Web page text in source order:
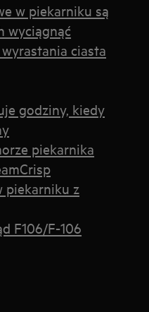
w piekarniku są
wyciągnąć
ciasta
godziny, kiedy
piekarnika
piekarniku z
F106/F-106